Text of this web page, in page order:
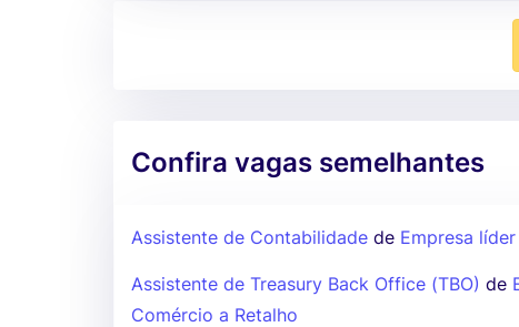
Confira vagas semelhantes
Assistente de Contabilidade de Empresa
Assistente de Treasury Back Office (TBO) de
Comércio a Retalho